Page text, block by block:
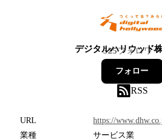
デジタルハリウッド
525フォロワー
フォロー
RSS
URL
https://
業種
サービス業